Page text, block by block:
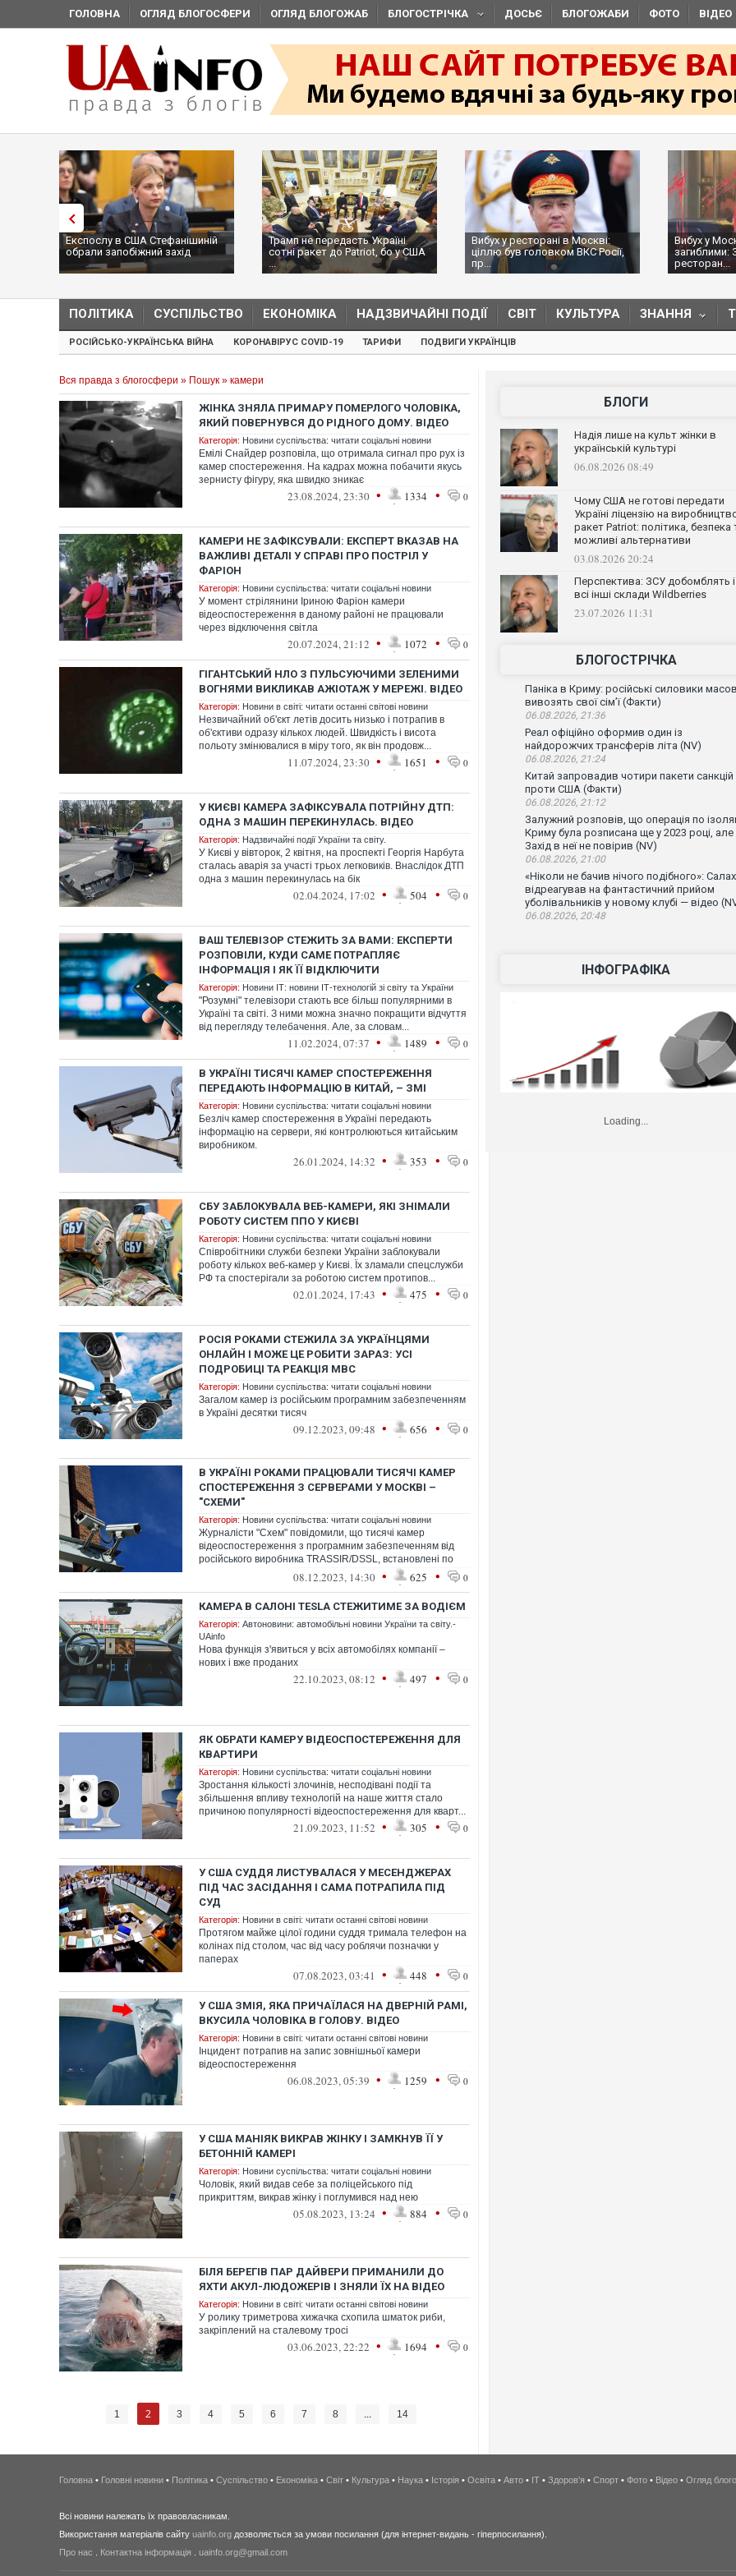
ГОЛОВНА ОГЛЯД БЛОГОСФЕРИ ОГЛЯД БЛОГОЖАБ БЛОГОСТРІЧКА ДОСЬЄ БЛОГОЖАБИ ФОТО ВІДЕО
Експослу в США Стефанішиній
обрали запобіжний захід
Трамп не передасть Україні
сотні ракет до Patriot, бо у США
...
Вибух у ресторані в Москві:
ціллю був головком ВКС Росії,
пр...
Вибух у
загиблими:
ресторан...
ПОЛІТИКА СУСПІЛЬСТВО ЕКОНОМІКА НАДЗВИЧАЙНІ ПОДІЇ СВІТ КУЛЬТУРА ЗНАННЯ
РОСІЙСЬКО-УКРАЇНСЬКА ВІЙНА КОРОНАВІРУС COVID-19 ТАРИФИ ПОДВИГИ УКРАЇНЦІВ
Вся правда з блогосфери » Пошук » камери
ЖІНКА ЗНЯЛА ПРИМАРУ ПОМЕРЛОГО ЧОЛОВІКА,
ЯКИЙ ПОВЕРНУВСЯ ДО РІДНОГО ДОМУ. ВІДЕО
Категорія: Новини суспільства: читати соціальні новини
Емілі Снайдер розповіла, що отримала сигнал про рух із
камер спостереження. На кадрах можна побачити якусь
зернисту фігуру, яка швидко зникає
23.08.2024, 23:30 • 1334 • 0
КАМЕРИ НЕ ЗАФІКСУВАЛИ: ЕКСПЕРТ ВКАЗАВ НА
ВАЖЛИВІ ДЕТАЛІ У СПРАВІ ПРО ПОСТРІЛ У
ФАРІОН
Категорія: Новини суспільства: читати соціальні новини
У момент стрілянини Іриною Фаріон камери
відеоспостереження в даному районі не працювали
через відключення світла
20.07.2024, 21:12 • 1072 • 0
ГІГАНТСЬКИЙ НЛО З ПУЛЬСУЮЧИМИ ЗЕЛЕНИМИ
ВОГНЯМИ ВИКЛИКАВ АЖІОТАЖ У МЕРЕЖІ. ВІДЕО
Категорія: Новини в світі: читати останні світові новини
Незвичайний об'єкт летів досить низько і потрапив в
об'єктиви одразу кількох людей. Швидкість і висота
польоту змінювалися в міру того, як він продовж...
11.07.2024, 23:30 • 1651 • 0
У КИЄВІ КАМЕРА ЗАФІКСУВАЛА ПОТРІЙНУ ДТП:
ОДНА З МАШИН ПЕРЕКИНУЛАСЬ. ВІДЕО
Категорія: Надзвичайні події України та світу.
У Києві у вівторок, 2 квітня, на проспекті Георгія Нарбута
сталась аварія за участі трьох легковиків. Внаслідок ДТП
одна з машин перекинулась на бік
02.04.2024, 17:02 • 504 • 0
ВАШ ТЕЛЕВІЗОР СТЕЖИТЬ ЗА ВАМИ: ЕКСПЕРТИ
РОЗПОВІЛИ, КУДИ САМЕ ПОТРАПЛЯЄ
ІНФОРМАЦІЯ І ЯК ЇЇ ВІДКЛЮЧИТИ
Категорія: Новини ІТ: новини ІТ-технологій зі світу та України
"Розумні" телевізори стають все більш популярними в
Україні та світі. З ними можна значно покращити відчуття
від перегляду телебачення. Але, за словам...
11.02.2024, 07:37 • 1489 • 0
В УКРАЇНІ ТИСЯЧІ КАМЕР СПОСТЕРЕЖЕННЯ
ПЕРЕДАЮТЬ ІНФОРМАЦІЮ В КИТАЙ, – ЗМІ
Категорія: Новини суспільства: читати соціальні новини
Безліч камер спостереження в Україні передають
інформацію на сервери, які контролюються китайським
виробником.
26.01.2024, 14:32 • 353 • 0
СБУ ЗАБЛОКУВАЛА ВЕБ-КАМЕРИ, ЯКІ ЗНІМАЛИ
РОБОТУ СИСТЕМ ППО У КИЄВІ
Категорія: Новини суспільства: читати соціальні новини
Співробітники служби безпеки України заблокували
роботу кількох веб-камер у Києві. Їх зламали спецслужби
РФ та спостерігали за роботою систем протипов...
02.01.2024, 17:43 • 475 • 0
РОСІЯ РОКАМИ СТЕЖИЛА ЗА УКРАЇНЦЯМИ
ОНЛАЙН І МОЖЕ ЦЕ РОБИТИ ЗАРАЗ: УСІ
ПОДРОБИЦІ ТА РЕАКЦІЯ МВС
Категорія: Новини суспільства: читати соціальні новини
Загалом камер із російським програмним забезпеченням
в Україні десятки тисяч
09.12.2023, 09:48 • 656 • 0
В УКРАЇНІ РОКАМИ ПРАЦЮВАЛИ ТИСЯЧІ КАМЕР
СПОСТЕРЕЖЕННЯ З СЕРВЕРАМИ У МОСКВІ –
"СХЕМИ"
Категорія: Новини суспільства: читати соціальні новини
Журналісти "Схем" повідомили, що тисячі камер
відеоспостереження з програмним забезпеченням від
російського виробника TRASSIR/DSSL, встановлені по
08.12.2023, 14:30 • 625 • 0
КАМЕРА В САЛОНІ TESLA СТЕЖИТИМЕ ЗА ВОДІЄМ
Категорія: Автоновини: автомобільні новини України та світу.-
UAinfo
Нова функція з'явиться у всіх автомобілях компанії –
нових і вже проданих
22.10.2023, 08:12 • 497 • 0
ЯК ОБРАТИ КАМЕРУ ВІДЕОСПОСТЕРЕЖЕННЯ ДЛЯ
КВАРТИРИ
Категорія: Новини суспільства: читати соціальні новини
Зростання кількості злочинів, несподівані події та
збільшення впливу технологій на наше життя стало
причиною популярності відеоспостереження для кварт...
21.09.2023, 11:52 • 305 • 0
У США СУДДЯ ЛИСТУВАЛАСЯ У МЕСЕНДЖЕРАХ
ПІД ЧАС ЗАСІДАННЯ І САМА ПОТРАПИЛА ПІД
СУД
Категорія: Новини в світі: читати останні світові новини
Протягом майже цілої години суддя тримала телефон на
колінах під столом, час від часу роблячи позначки у
паперах
07.08.2023, 03:41 • 448 • 0
У США ЗМІЯ, ЯКА ПРИЧАЇЛАСЯ НА ДВЕРНІЙ РАМІ,
ВКУСИЛА ЧОЛОВІКА В ГОЛОВУ. ВІДЕО
Категорія: Новини в світі: читати останні світові новини
Інцидент потрапив на запис зовнішньої камери
відеоспостереження
06.08.2023, 05:39 • 1259 • 0
У США МАНІЯК ВИКРАВ ЖІНКУ І ЗАМКНУВ ЇЇ У
БЕТОННІЙ КАМЕРІ
Категорія: Новини суспільства: читати соціальні новини
Чоловік, який видав себе за поліцейського під
прикриттям, викрав жінку і поглумився над нею
05.08.2023, 13:24 • 884 • 0
БІЛЯ БЕРЕГІВ ПАР ДАЙВЕРИ ПРИМАНИЛИ ДО
ЯХТИ АКУЛ-ЛЮДОЖЕРІВ І ЗНЯЛИ ЇХ НА ВІДЕО
Категорія: Новини в світі: читати останні світові новини
У ролику триметрова хижачка схопила шматок риби,
закріплений на сталевому тросі
03.06.2023, 22:22 • 1694 • 0
1 2 3 4 5 6 7 8 ... 14
БЛОГИ
Надія лише на культ жінки в
українській культурі
06.08.2026 08:49
Чому США не готові передати
Україні ліцензію на
ракет Patriot: політика, безпека
можливі альтернативи
03.08.2026 20:24
Перспектива: ЗСУ добомблять і
всі інші склади Wildberries
23.07.2026 11:31
БЛОГОСТРІЧКА
Паніка в Криму: російські силовики
вивозять свої сім’ї (Факти)
06.08.2026, 21:36
Реал офіційно оформив один із
найдорожчих трансферів літа (NV)
06.08.2026, 21:24
Китай запровадив чотири пакети санкцій
проти США (Факти)
06.08.2026, 21:12
Залужний розповів, що операція по
Криму була розписана ще у 2023 році, але
Захід в неї не повірив (NV)
06.08.2026, 21:00
«Ніколи не бачив нічого подібного»: Салах
відреагував на фантастичний прийом
уболівальників у новому клубі — відео
06.08.2026, 20:48
ІНФОГРАФІКА
Loading...
Росія атакувала Суми
торговельний центр,
Топпосадовцю
Головна • Головні новини • Політика • Суспільство • Економіка • Світ • Культура • Наука • Історія • Освіта • Авто • IT • Здоров'я • Спорт • Фото • Відео • Огляд
Всі новини належать їх правовласникам.
Використання матеріалів сайту uainfo.org дозволяється за умови посилання (для інтернет-видань - гіперпосилання).
Про нас
Контактна інформація uainfo.org@gmail.com